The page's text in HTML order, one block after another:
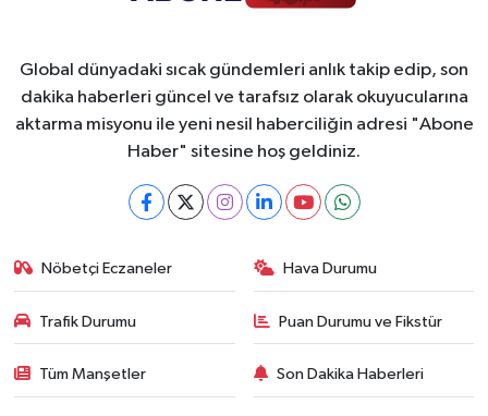
Global dünyadaki sıcak gündemleri anlık takip edip, son
dakika haberleri güncel ve tarafsız olarak okuyucularına
aktarma misyonu ile yeni nesil haberciliğin adresi "Abone
Haber" sitesine hoş geldiniz.
Nöbetçi Eczaneler Hava Durumu
Trafik Durumu Puan Durumu ve Fikstür
Tüm Manşetler Son Dakika Haberleri